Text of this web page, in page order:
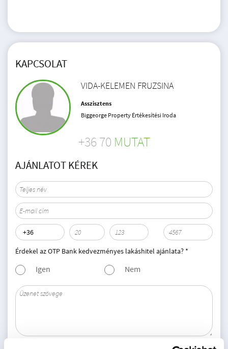
KAPCSOLAT
VIDA-KELEMEN FRUZSINA
Asszisztens
Biggeorge Property Értékesítési Iroda
+36 70 MUTAT
AJÁNLATOT KÉREK
Érdekel az OTP Bank kedvezményes lakáshitel ajánlata? *
Igen Nem